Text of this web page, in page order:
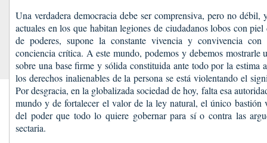
Una verdadera democracia debe ser comprensiva, pero no débil,
actuales en los que habitan legiones de ciudadanos lobos con
de poderes, supone la constante vivencia y convivencia
conciencia crítica. A este mundo, podemos y debemos mostrarle
sobre una base firme y sólida constituida ante todo por la estima
los derechos inalienables de la persona se está violentando el
Por desgracia, en la globalizada sociedad de hoy, falta esa
mundo y de fortalecer el valor de la ley natural, el único bastión
del poder que todo lo quiere gobernar para sí o contra las
sectaria.